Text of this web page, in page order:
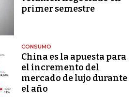
primer semestre
CONSUMO
China es la apuesta para
el incremento del
mercado de lujo durante
el año